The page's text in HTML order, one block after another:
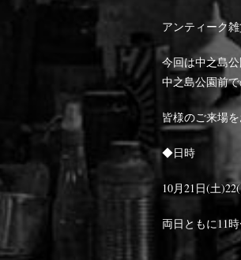
アンティーク
今回は中之島
中之島公園前
皆様のご来場
◆日時
10月21日(土
両日ともに11